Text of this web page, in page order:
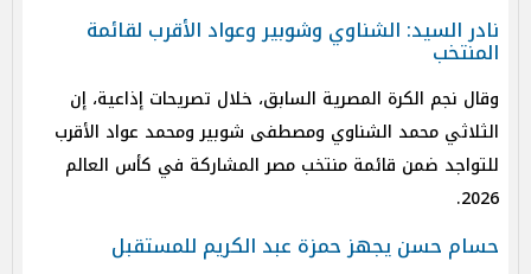
نادر السيد: الشناوي وشوبير وعواد الأقرب لقائمة
المنتخب
وقال نجم الكرة المصرية السابق، خلال تصريحات إذاعية، إن
الثلاثي محمد الشناوي ومصطفى شوبير ومحمد عواد الأقرب
للتواجد ضمن قائمة منتخب مصر المشاركة في كأس العالم
2026.
حسام حسن يجهز حمزة عبد الكريم للمستقبل